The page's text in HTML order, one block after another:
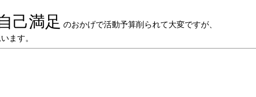
己満足 のおかげで活動予算削られて大変ですが、
ます。